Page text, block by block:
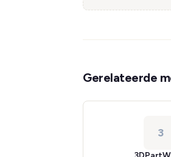
Gerelateerde
3